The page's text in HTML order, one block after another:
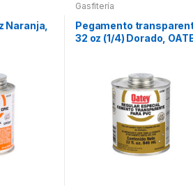
Naranja,
Gasfitería
Pegamento
32 oz (1/4) Dorado,